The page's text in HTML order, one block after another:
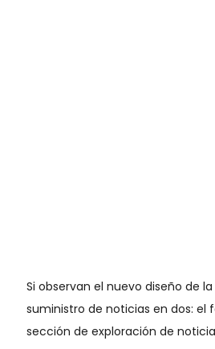
Si observan el nuevo diseño de
suministro de noticias en dos: el
sección de exploración de